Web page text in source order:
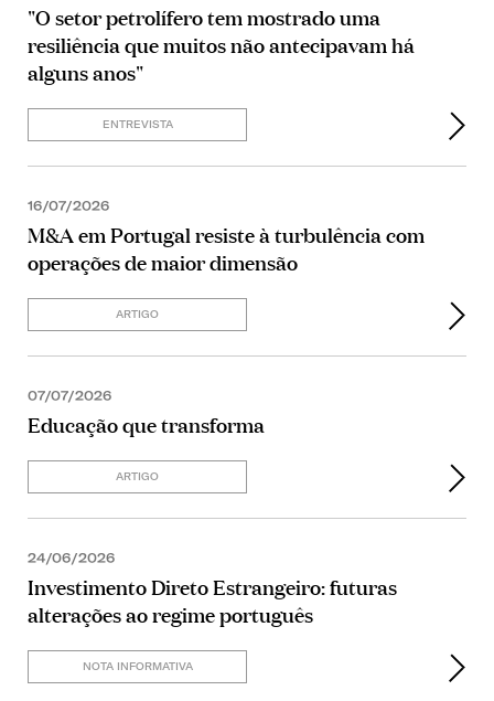
"O setor petrolífero tem mostrado uma
resiliência que muitos não antecipavam há
alguns anos"
ENTREVISTA
16/07/2026
M&A em Portugal resiste à turbulência com
operações de maior dimensão
ARTIGO
07/07/2026
Educação que transforma
ARTIGO
24/06/2026
Investimento Direto Estrangeiro: futuras
alterações ao regime português
NOTA INFORMATIVA